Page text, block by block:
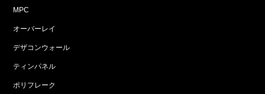
MPC
オーバーレイ
デザコンウォール
ティンパネル
ポリフレーク